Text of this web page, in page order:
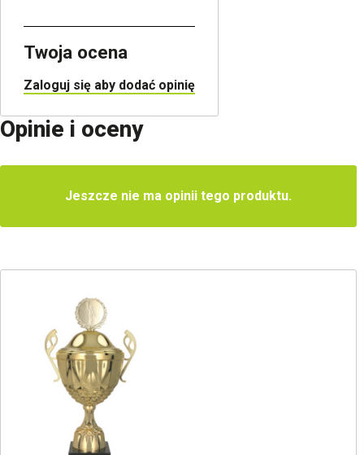
Twoja ocena
Zaloguj się aby dodać opinię
Opinie i oceny
Jeszcze nie ma opinii tego produktu.